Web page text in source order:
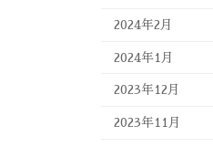
2024年2月
2024年1月
2023年12月
2023年11月